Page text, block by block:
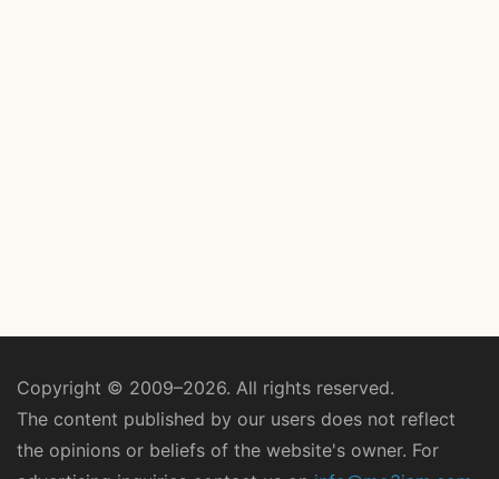
Copyright © 2009–2026. All rights reserved.
The content published by our users does not reflect
the opinions or beliefs of the website's owner. For